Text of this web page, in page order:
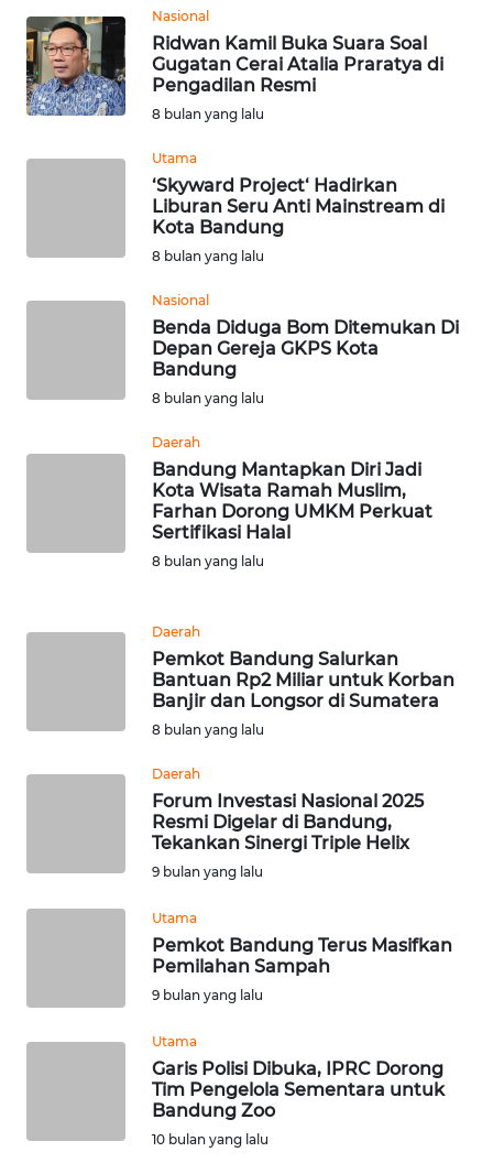
Nasional
Ridwan Kamil Buka Suara Soal
Gugatan Cerai Atalia Praratya di
Pengadilan Resmi
8 bulan yang lalu
Utama
‘Skyward Project‘ Hadirkan
Liburan Seru Anti Mainstream di
Kota Bandung
8 bulan yang lalu
Nasional
Benda Diduga Bom Ditemukan Di
Depan Gereja GKPS Kota
Bandung
8 bulan yang lalu
Daerah
Bandung Mantapkan Diri Jadi
Kota Wisata Ramah Muslim,
Farhan Dorong UMKM Perkuat
Sertifikasi Halal
8 bulan yang lalu
Daerah
Pemkot Bandung Salurkan
Bantuan Rp2 Miliar untuk Korban
Banjir dan Longsor di Sumatera
8 bulan yang lalu
Daerah
Forum Investasi Nasional 2025
Resmi Digelar di Bandung,
Tekankan Sinergi Triple Helix
9 bulan yang lalu
Utama
Pemkot Bandung Terus Masifkan
Pemilahan Sampah
9 bulan yang lalu
Utama
Garis Polisi Dibuka, IPRC Dorong
Tim Pengelola Sementara untuk
Bandung Zoo
10 bulan yang lalu
PEDOMAN
MEDIA
SIBER
DISCLAIMER
PAPUA